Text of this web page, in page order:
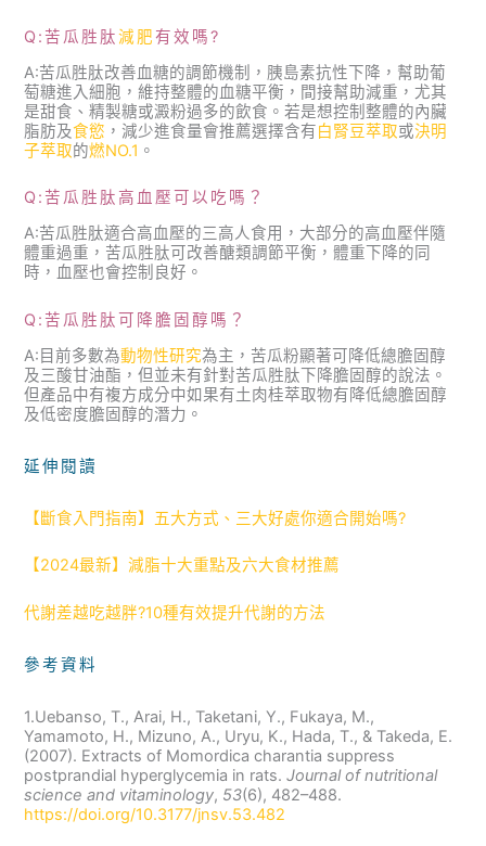
Q:苦瓜胜肽減肥有效嗎?
A:苦瓜胜肽改善血糖的調節機制，胰島素抗性下降，幫助葡
萄糖進入細胞，維持整體的血糖平衡，間接幫助減重，尤其
是甜食、精製糖或澱粉過多的飲食。若是想控制整體的內臟
脂肪及食慾 ，減少進食量會推薦選擇含有白腎豆萃取或決明
子萃取的燃NO.1 。
Q:苦瓜胜肽高血壓可以吃嗎？
A:苦瓜胜肽適合高血壓的三高人食用，大部分的高血壓伴隨
體重過重，苦瓜胜肽可改善醣類調節平衡，體重下降的同
時，血壓也會控制良好。
Q:苦瓜胜肽可降膽固醇嗎？
A:目前多數為動物性研究為主，苦瓜粉顯著可降低總膽固醇
及三酸甘油酯，但並未有針對苦瓜胜肽下降膽固醇的說法。
但產品中有複方成分中如果有土肉桂萃取物有降低總膽固醇
及低密度膽固醇的潛力。
延伸閱讀
【斷食入門指南】五大方式、三大好處你適合開始嗎?
【2024最新】減脂十大重點及六大食材推薦
代謝差越吃越胖?10種有效提升代謝的方法
參考資料
1.Uebanso, T., Arai, H., Taketani, Y., Fukaya, M.,
Yamamoto, H., Mizuno, A., Uryu, K., Hada, T., & Takeda, E.
(2007). Extracts of Momordica charantia suppress
postprandial hyperglycemia in rats.Journal of nutritional
science and vitaminology, 53(6), 482–488.
https://doi.org/10.3177/jnsv.53.482